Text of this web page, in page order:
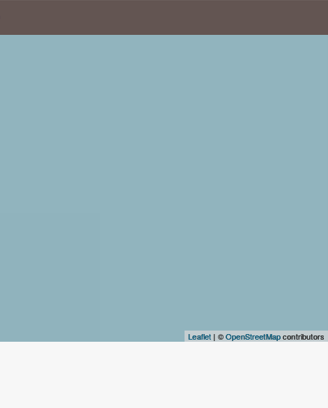
Leaflet | ©OpenStreetMapcontributors